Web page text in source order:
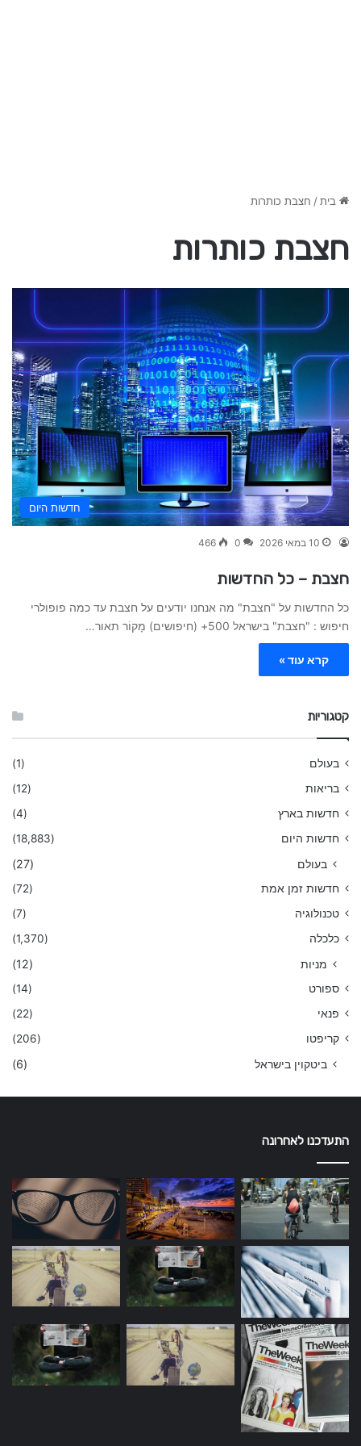
בית/ חצבת כותרות
חצבת כותרות
חדשות היום
10 במאי 2026 0
466
חצבת – כל החדשות
כל החדשות על "חצבת" מה אנחנו יודעים על חצבת עד כמה פופולרי
חיפוש : "חצבת" בישראל 500+ (חיפושים) מָקוֹר תאור…
קרא עוד »
קטגוריות
בעולם
(1)
בריאות
(12)
חדשות בארץ
(4)
חדשות היום
(18,883)
בעולם (27)
חדשות זמן אמת
(72)
טכנולוגיה
(7)
כלכלה
(1,370)
מניות (12)
ספורט
(14)
פנאי
(22)
קריפטו
(206)
ביטקוין בישראל (6)
התעדכנו לאחרונה